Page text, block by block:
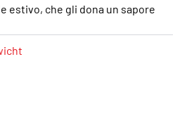
estivo, che gli dona un sapore